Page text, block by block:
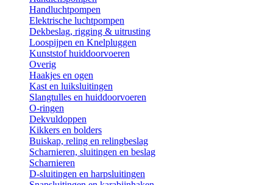
Handluchtpompen
Elektrische luchtpompen
Dekbeslag, rigging & uitrusting
Loospijpen en Knelpluggen
Kunststof huiddoorvoeren
Overig
Haakjes en ogen
Kast en luiksluitingen
Slangtulles en huiddoorvoeren
O-ringen
Dekvuldoppen
Kikkers en bolders
Buiskap, reling en relingbeslag
Scharnieren, sluitingen en beslag
Scharnieren
D-sluitingen en harpsluitingen